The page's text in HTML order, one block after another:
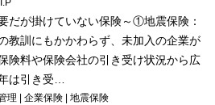
だが掛けていない保険～①地震保険：
教訓にもかかわらず、未加入の企業が
険料や保険会社の引き受け状況から広
は引き受…
理 企業保険 地震保険